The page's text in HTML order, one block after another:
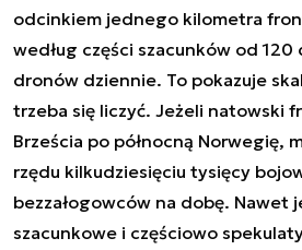
odcinkiem jednego kilometra
według części szacunków od
dronów dziennie. To pokazuje
trzeba się liczyć. Jeżeli natowski
Brześcia po północną Norwegię,
rzędu kilkudziesięciu tysięcy
bezzałogowców na dobę. Nawet
szacunkowe i częściowo